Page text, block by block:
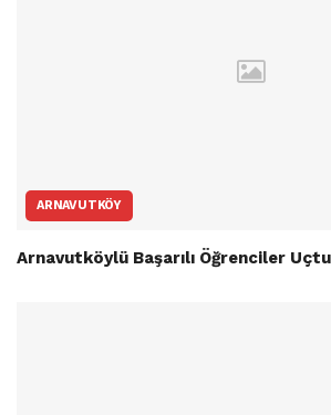
ARNAVUTKÖY
Arnavutköylü Başarılı Öğrenciler